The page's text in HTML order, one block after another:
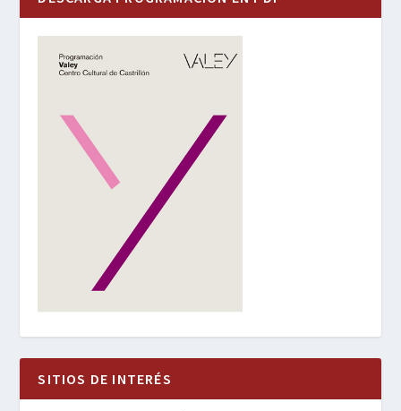
SITIOS DE INTERÉS